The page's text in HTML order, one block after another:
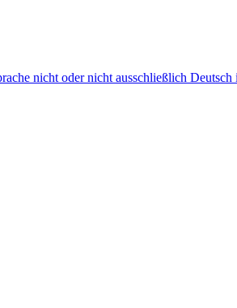
nicht oder nicht ausschließlich Deutsch